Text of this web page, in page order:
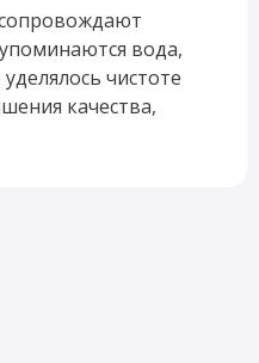
столе,
где важна именно
вода,
чистоте
качества,